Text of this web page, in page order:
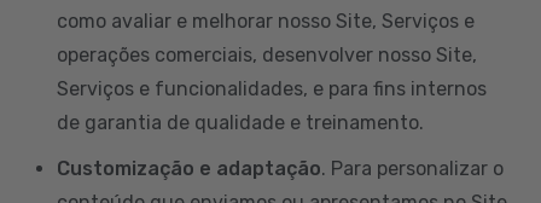
como avaliar e melhorar nosso Site, Serviços e
operações comerciais, desenvolver nosso Site,
Serviços e funcionalidades, e para fins internos
de garantia de qualidade e treinamento.
Customização e adaptação. Para personalizar o